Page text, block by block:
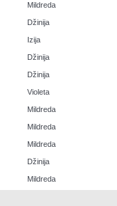
Mildreda
Džinija
Izija
Džinija
Džinija
Violeta
Mildreda
Mildreda
Mildreda
Džinija
Mildreda